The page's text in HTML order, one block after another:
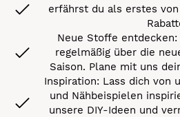
erfährst du als erstes
Neue Stoffe
regelmäßig über die
Saison. Plane mit uns
Inspiration: Lass dich von
und Nähbeispielen
unsere DIY-Ideen und